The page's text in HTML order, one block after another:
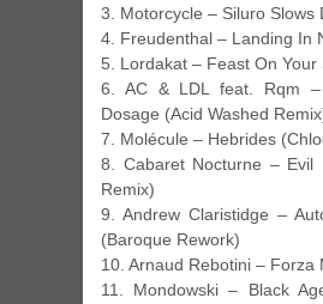
3. Motorcycle – Siluro Slows
4. Freudenthal – Landing In
5. Lordakat – Feast On Your
6. AC & LDL feat. Rqm –
Dosage (Acid Washed
7. Molécule – Hebrides
8. Cabaret Nocturne – Evil
Remix)
9. Andrew Claristidge –
(Baroque Rework)
10. Arnaud Rebotini – Forza
11. Mondowski – Black